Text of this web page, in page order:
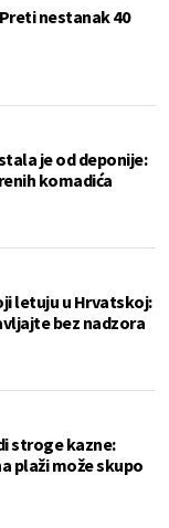
nestanak 40
je od deponije:
komadića
letuju u Hrvatskoj:
bez nadzora
stroge kazne:
plaži može skupo